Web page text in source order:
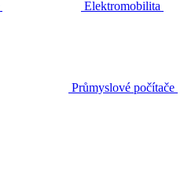
Elektromobilita
Průmyslové počítače